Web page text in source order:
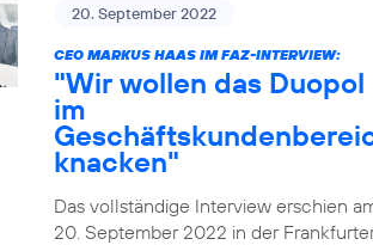
20. September 2022
CEO MARKUS HAAS IM FAZ-INTERVIEW:
"Wir wollen das Duopol
im
knacken"
Das vollständige Interview erschien
20. September 2022 in der